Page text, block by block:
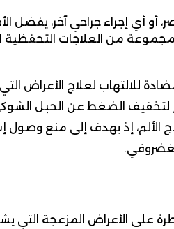
أو أي إجراء جراحي آخر، يفضل
مجموعة من العلاجات
للالتهاب لعلاج الأعراض
الضغط عن الحبل
إذ يهدف إلى منع وصول
على الأعراض المزعجة التي